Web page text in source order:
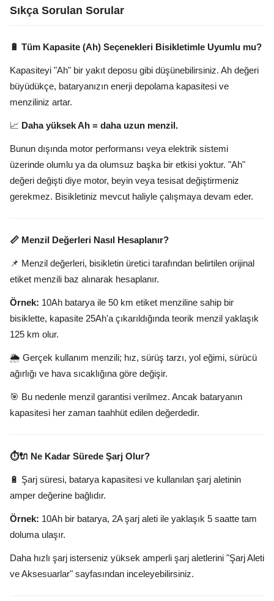
Sıkça Sorulan Sorular
🔋 Tüm Kapasite (Ah) Seçenekleri Bisikletimle Uyumlu mu?
Kapasiteyi "Ah" bir yakıt deposu gibi düşünebilirsiniz. Ah değeri
büyüdükçe, bataryanızın enerji depolama kapasitesi ve
menziliniz artar.
📈 Daha yüksek Ah = daha uzun menzil.
Bunun dışında motor performansı veya elektrik sistemi
üzerinde olumlu ya da olumsuz başka bir etkisi yoktur. "Ah"
değeri değişti diye motor, beyin veya tesisat değiştirmeniz
gerekmez. Bisikletiniz mevcut haliyle çalışmaya devam eder.
📏 Menzil Değerleri Nasıl Hesaplanır?
📌 Menzil değerleri, bisikletin üretici tarafından belirtilen orijinal
etiket menzili baz alınarak hesaplanır.
Örnek: 10Ah batarya ile 50 km etiket menziline sahip bir
bisiklette, kapasite 25Ah'a çıkarıldığında teorik menzil yaklaşık
125 km olur.
🌦️ Gerçek kullanım menzili; hız, sürüş tarzı, yol eğimi, sürücü
ağırlığı ve hava sıcaklığına göre değişir.
🎯 Bu nedenle menzil garantisi verilmez. Ancak bataryanın
kapasitesi her zaman taahhüt edilen değerdedir.
⏱️🔌 Ne Kadar Sürede Şarj Olur?
🔋 Şarj süresi, batarya kapasitesi ve kullanılan şarj aletinin
amper değerine bağlıdır.
Örnek: 10Ah bir batarya, 2A şarj aleti ile yaklaşık 5 saatte tam
doluma ulaşır.
Daha hızlı şarj isterseniz yüksek amperli şarj aletlerini "Şarj Aleti
ve Aksesuarlar" sayfasından inceleyebilirsiniz.